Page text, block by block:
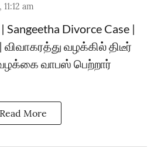
am
Sangeetha Divorce Case |
வழக்கில் திடீர்
வாபஸ் பெற்றார்
Read More